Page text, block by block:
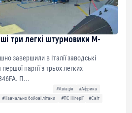
три легкі штурмовики M-
завершили в Італії заводські
партії з трьох легких
П...
#Авіація
#Африка
#Навчально-бойові літаки #ПС Нігерії
#Світ